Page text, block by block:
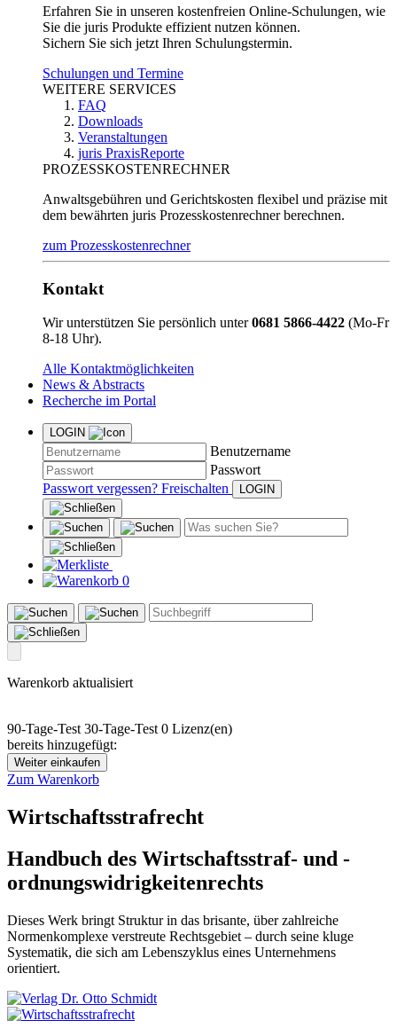
Erfahren Sie in unseren kostenfreien Online-Schulungen, wie
Sie die juris Produkte effizient nutzen können.
Sichern Sie sich jetzt Ihren Schulungstermin.
Schulungen und Termine
WEITERE SERVICES
FAQ
Downloads
Veranstaltungen
juris PraxisReporte
PROZESSKOSTENRECHNER
Anwaltsgebühren und Gerichtskosten flexibel und präzise mit
dem bewährten juris Prozesskostenrechner berechnen.
zum Prozesskostenrechner
Kontakt
Wir unterstützen Sie persönlich unter0681 5866-4422 (Mo-Fr
8-18 Uhr).
Alle Kontaktmöglichkeiten
News & Abstracts
Recherche im Portal
LOGIN
Benutzername
Passwort
Passwort vergessen? Freischalten
0
Warenkorb aktualisiert
90-Tage-Test 30-Tage-Test 0 Lizenz(en)
bereits hinzugefügt:
Weiter einkaufen
Zum Warenkorb
Wirtschaftsstrafrecht
Handbuch des Wirtschaftsstraf- und -
ordnungswidrigkeitenrechts
Dieses Werk bringt Struktur in das brisante, über zahlreiche
Normenkomplexe verstreute Rechtsgebiet – durch seine kluge
Systematik, die sich am Lebenszyklus eines Unternehmens
orientiert.